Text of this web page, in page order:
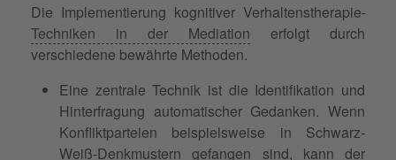
Die Implementierung kognitiver Verhaltenstherapie-
Techniken in der Mediation erfolgt durch
verschiedene bewährte Methoden.
Eine zentrale Technik ist die Identifikation und
Hinterfragung automatischer Gedanken. Wenn
Konfliktparteien beispielsweise in Schwarz-
Weiß-Denkmustern gefangen sind, kann der